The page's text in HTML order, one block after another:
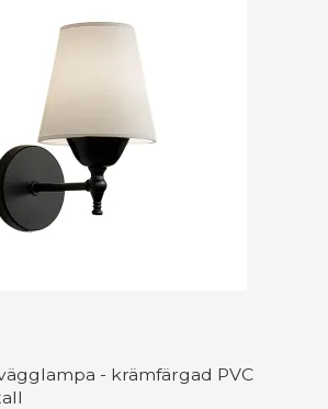
- krämfärgad PVC